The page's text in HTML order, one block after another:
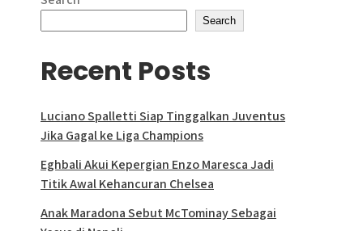
Search
Recent Posts
Luciano Spalletti Siap Tinggalkan Juventus
Jika Gagal ke Liga Champions
Eghbali Akui Kepergian Enzo Maresca Jadi
Titik Awal Kehancuran Chelsea
Anak Maradona Sebut McTominay Sebagai